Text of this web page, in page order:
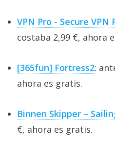
VPN Pro - Secure VPN
costaba 2,99 €, ahora
[365fun] Fortress2:
ahora es gratis.
Binnen Skipper –
€, ahora es gratis.